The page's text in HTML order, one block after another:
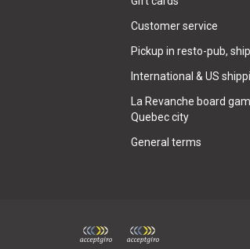
Customer service
Pickup in resto-pub,
International & US
La Revanche board
Quebec city
General terms